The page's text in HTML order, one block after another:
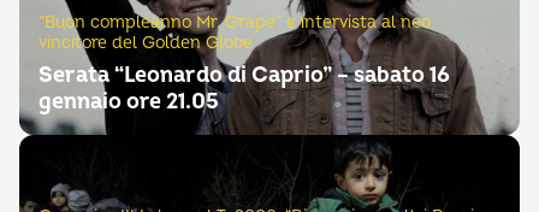
“Buon compleanno Mr. Grape” e intervista al neo
vincitore del Golden Globe
Serata “Leonardo di Caprio” – sabato 16
gennaio ore 21.05